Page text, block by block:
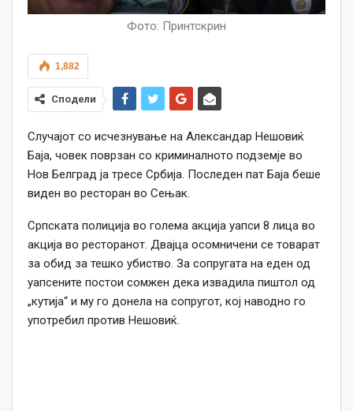
Фото: Принтскрин
1,882
Сподели
Случајот со исчезнување на Александар Нешовиќ
Баја, човек поврзан со криминалното подземје во
Нов Белград ја тресе Србија. Последен пат Баја беше
виден во ресторан во Сењак.
Српската полиција во голема акција уапси 8 лица во
акција во ресторанот. Двајца осомничени се товарат
за обид за тешко убиство. За сопругата на еден од
уапсените постои сомжен дека извадила пиштол од
„кутија“ и му го донела на сопругот, кој наводно го
употребил против Нешовиќ.